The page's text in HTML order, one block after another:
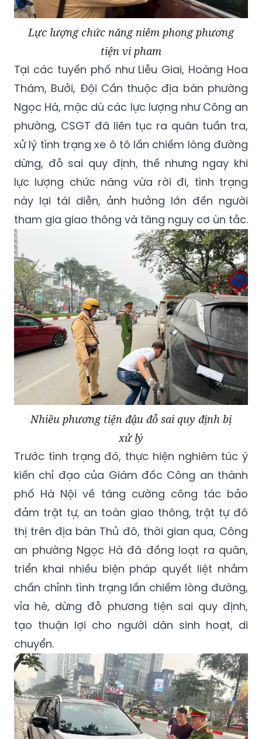
Lực lượng chức năng niêm phong phương
tiện vi pham
Tại các tuyến phố như Liễu Giai, Hoàng Hoa
Thám, Bưởi, Đội Cấn thuộc địa bàn phường
Ngọc Hà, mặc dù các lực lượng như Công an
phường, CSGT đã liên tục ra quân tuần tra,
xử lý tình trạng xe ô tô lấn chiếm lòng đường
dừng, đỗ sai quy định, thế nhưng ngay khi
lực lượng chức năng vừa rời đi, tình trạng
này lại tái diễn, ảnh hưởng lớn đến người
tham gia giao thông và tăng nguy cơ ùn tắc.
Nhiều phương tiện đậu đỗ sai quy định bị
xử lý
Trước tình trạng đó, thực hiện nghiêm túc ý
kiến chỉ đạo của Giám đốc Công an thành
phố Hà Nội về tăng cường công tác bảo
đảm trật tự, an toàn giao thông, trật tự đô
thị trên địa bàn Thủ đô, thời gian qua, Công
an phường Ngọc Hà đã đồng loạt ra quân,
triển khai nhiều biện pháp quyết liệt nhằm
chấn chỉnh tình trạng lấn chiếm lòng đường,
vỉa hè, dừng đỗ phương tiện sai quy định,
tạo thuận lợi cho người dân sinh hoạt, di
chuyển.